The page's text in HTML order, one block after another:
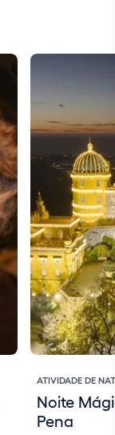
ATIVIDADE DE
Noite
Pena